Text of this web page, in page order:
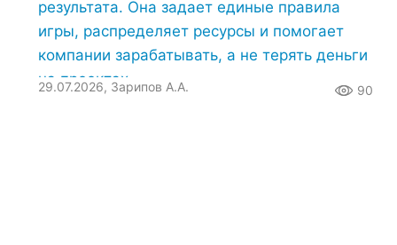
результата. Она задает единые правила
игры, распределяет ресурсы и помогает
компании зарабатывать, а не терять деньги
на проектах.
29.07.2026, Зарипов А.А. 90